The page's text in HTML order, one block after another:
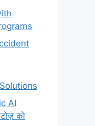
AI
को